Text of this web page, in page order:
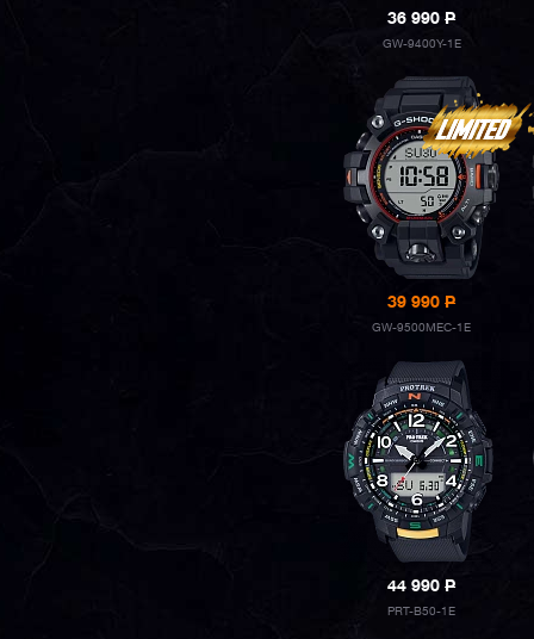
36 990P
GW-9400Y-1E
39 990P
GW-9500MEC-1E
44 990P
PRT-B50-1E